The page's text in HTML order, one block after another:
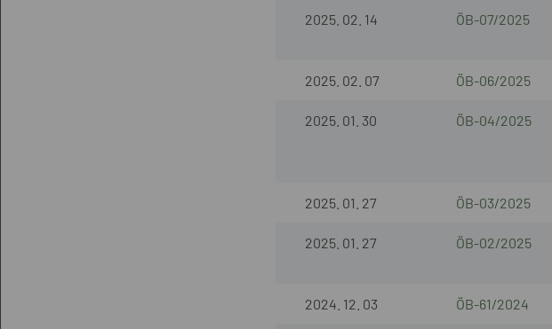
2025. 02. 14 ÖB-07/2025
2025. 02. 07 ÖB-06/2025
2025. 01. 30 ÖB-04/2025
2025. 01. 27 ÖB-03/2025
2025. 01. 27 ÖB-02/2025
2024. 12. 03 ÖB-61/2024